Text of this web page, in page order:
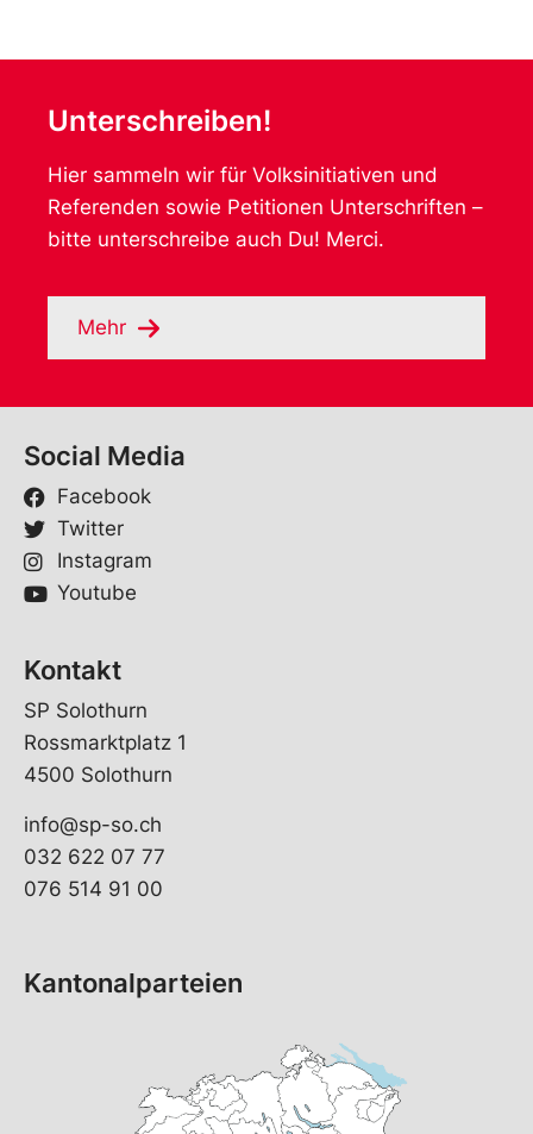
Unterschreiben!
Hier sammeln wir für Volksinitiativen und
Referenden sowie Petitionen Unterschriften –
bitte unterschreibe auch Du! Merci.
Mehr
Social Media
Facebook
Twitter
Instagram
Youtube
Kontakt
SP Solothurn
Rossmarktplatz 1
4500 Solothurn
info@sp-so.ch
032 622 07 77
076 514 91 00
Kantonalparteien